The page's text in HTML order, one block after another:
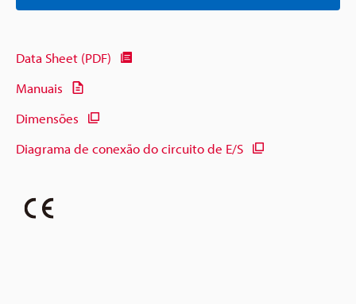
Data Sheet (PDF)
Manuais
Dimensões
Diagrama de conexão do circuito de E/S